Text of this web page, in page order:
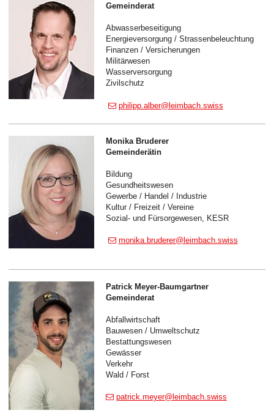
Gemeinderat
Abwasserbeseitigung
Energieversorgung / Strassenbeleuchtung
Finanzen / Versicherungen
Militärwesen
Wasserversorgung
Zivilschutz
philipp.alber@leimbach.swiss
Monika Bruderer
Gemeinderätin
Bildung
Gesundheitswesen
Gewerbe / Handel / Industrie
Kultur / Freizeit / Vereine
Sozial- und Fürsorgewesen, KESR
monika.bruderer@leimbach.swiss
Patrick Meyer-Baumgartner
Gemeinderat
Abfallwirtschaft
Bauwesen / Umweltschutz
Bestattungswesen
Gewässer
Verkehr
Wald / Forst
patrick.meyer@leimbach.swiss